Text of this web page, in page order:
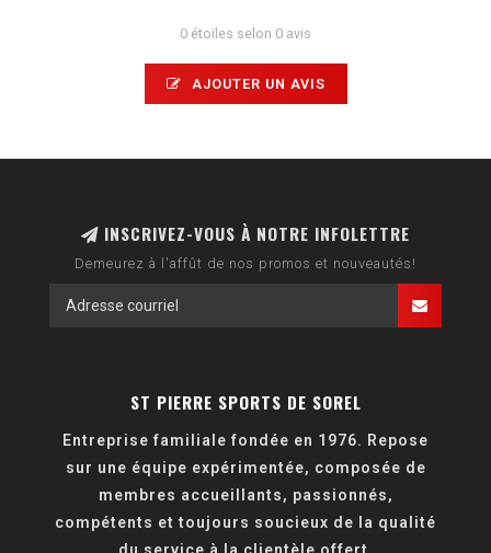
0 étoiles selon 0 avis
AJOUTER UN AVIS
INSCRIVEZ-VOUS À NOTRE INFOLETTRE
Demeurez à l'affût de nos promos et nouveautés!
ST PIERRE SPORTS DE SOREL
Entreprise familiale fondée en 1976. Repose
sur une équipe expérimentée, composée de
membres accueillants, passionnés,
compétents et toujours soucieux de la qualité